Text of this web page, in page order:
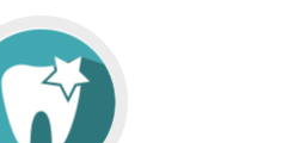
Gehe
zu
Bilder